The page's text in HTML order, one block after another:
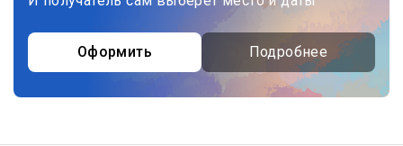
Оформить Подробнее